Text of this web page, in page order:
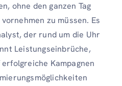
ohne den ganzen Tag
zu müssen. Es
der rund um die Uhr
Leistungseinbrüche,
Kampagnen